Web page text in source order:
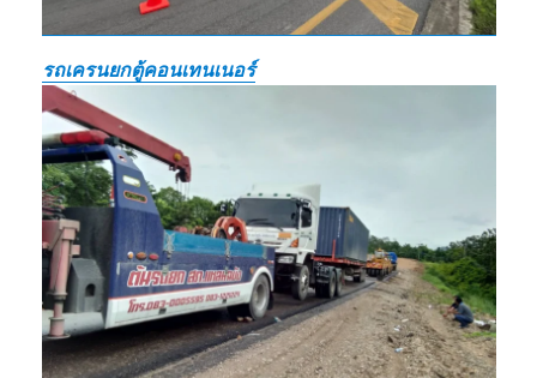
รถเครนยกตู้คอนเทนเนอร์